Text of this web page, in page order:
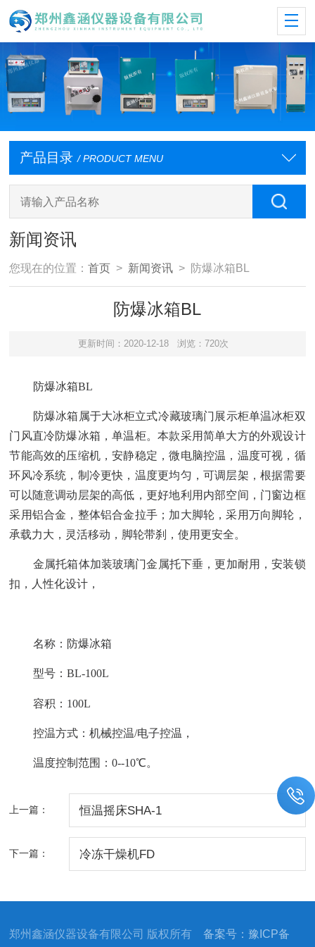
产品目录 / PRODUCT MENU
新闻资讯
您现在的位置：首页 > 新闻资讯 > 防爆冰箱BL
防爆冰箱BL
更新时间：2020-12-18 浏览：720次
防爆冰箱BL
防爆冰箱属于大冰柜立式冷藏玻璃门展示柜单温冰柜双
门风直冷防爆冰箱，单温柜。本款采用简单大方的外观设计
节能高效的压缩机，安静稳定，微电脑控温，温度可视，循
环风冷系统，制冷更快，温度更均匀，可调层架，根据需要
可以随意调动层架的高低，更好地利用内部空间 ， 门窗边框
采用铝合金，整体铝合金拉手；加大脚轮，采用万向脚轮，
承载力大，灵活移动，脚轮带刹，使用更安全。
金属托箱体加装玻璃门金属托下垂，更加耐用，安装锁
扣，人性化设计，
名称：防爆冰箱
型号： BL-100L
容积：100L
控温方式： 机械控温/电子控温，
温度控制范围 ： 0--10℃。
上一篇： 恒温摇床SHA-1
下一篇： 冷冻干燥机FD
郑州鑫涵仪器设备有限公司 版权所有备案号：豫ICP备